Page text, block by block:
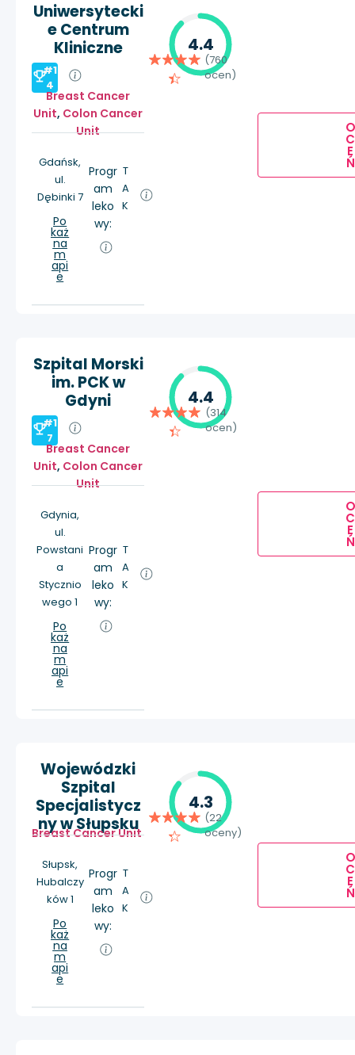
Uniwersytecki
e Centrum
Kliniczne
#1
4
Breast Cancer
Unit, Colon Cancer
Unit
Gdańsk,
ul.
Dębinki 7
Po
każ
na
m
api
e
Progr
am
leko
wy:
T
A
K
4.4
(760
ocen)
O
C
E
Ń
Szpital Morski
im. PCK w
Gdyni
#1
7
Breast Cancer
Unit, Colon Cancer
Unit
Gdynia,
ul.
Powstani
a
Stycznio
wego 1
Po
każ
na
m
api
e
Progr
am
leko
wy:
T
A
K
4.4
(314
ocen)
O
C
E
Ń
Wojewódzki
Szpital
Specjalistycz
ny w Słupsku
Breast Cancer Unit
Słupsk,
Hubalczy
ków 1
Po
każ
na
m
api
e
Progr
am
leko
wy:
T
A
K
4.3
(22
oceny)
O
C
E
Ń